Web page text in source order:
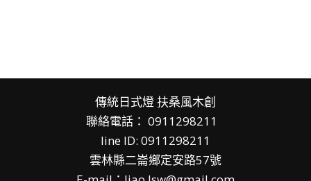
傳統日式燈 扶桑風木創
聯絡電話： 0911298211
line ID: 0911298211
雲林縣二崙鄉定安路57號